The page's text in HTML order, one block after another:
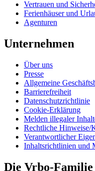
Vertrauen und
Ferienhäuser und
Agenturen
Unternehmen
Über uns
Presse
Allgemeine
Barrierefreiheit
Datenschutzrichtlinie
Cookie-Erklärung
Melden illegaler
Rechtliche Hinweise/
Verantwortlicher
Inhaltsrichtlinien und
Die Vrbo-Familie